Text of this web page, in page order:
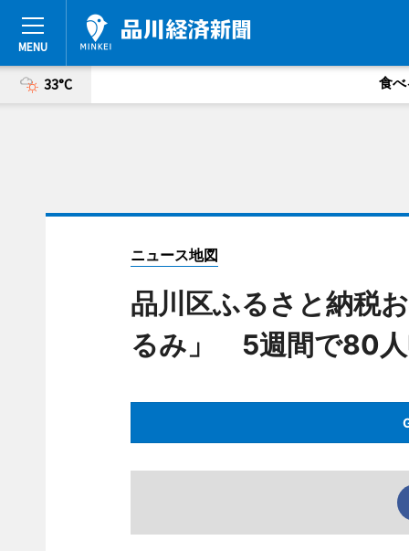
33°C 食べ
ニュース地図
品川区ふるさと納税
るみ」 5週間で80人